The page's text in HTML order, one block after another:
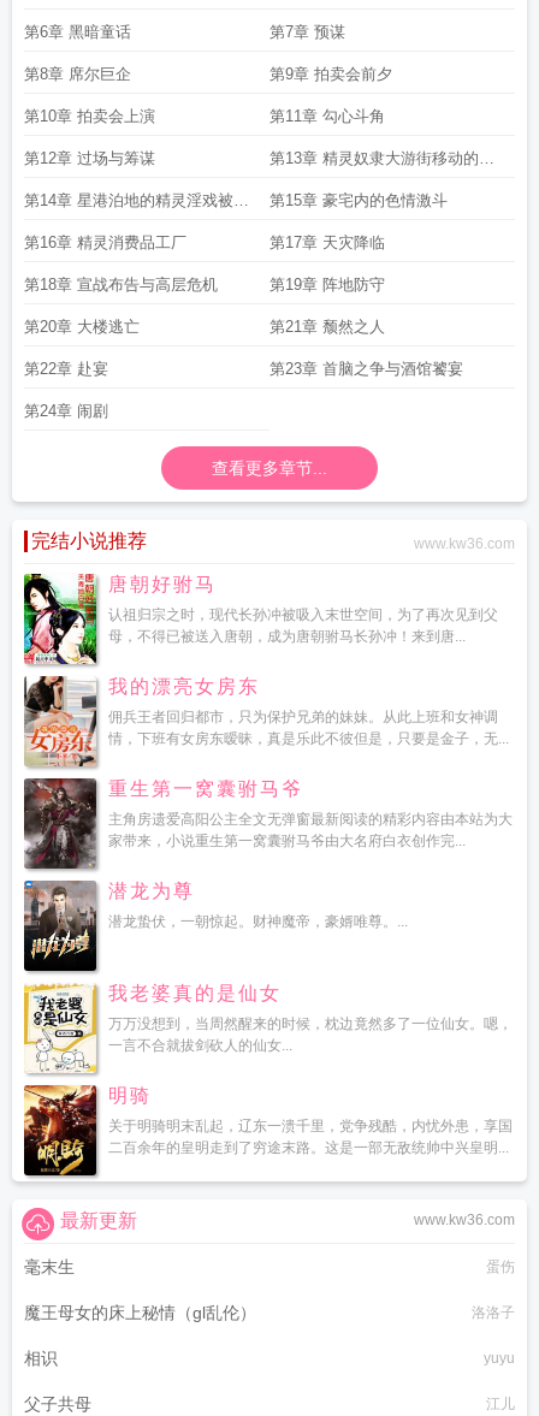
第6章 黑暗童话 第7章 预谋
第8章 席尔巨企 第9章 拍卖会前夕
第10章 拍卖会上演 第11章 勾心斗角
第12章 过场与筹谋 第13章 精灵奴隶大游街移动的露
天娼馆
第14章 星港泊地的精灵淫戏被黑
人军官的大肉棒就地正法
第15章 豪宅内的色情激斗
第16章 精灵消费品工厂 第17章 天灾降临
第18章 宣战布告与高层危机 第19章 阵地防守
第20章 大楼逃亡 第21章 颓然之人
第22章 赴宴 第23章 首脑之争与酒馆饕宴
第24章 闹剧
查看更多章节...
完结小说推荐 www.kw36.com
唐朝好驸马
认祖归宗之时，现代长孙冲被吸入末世空间，为了再次见到父
母，不得已被送入唐朝，成为唐朝驸马长孙冲！来到唐...
我的漂亮女房东
佣兵王者回归都市，只为保护兄弟的妹妹。从此上班和女神调
情，下班有女房东暧昧，真是乐此不彼但是，只要是金子，无...
重生第一窝囊驸马爷
主角房遗爱高阳公主全文无弹窗最新阅读的精彩内容由本站为大
家带来，小说重生第一窝囊驸马爷由大名府白衣创作完...
潜龙为尊
潜龙蛰伏，一朝惊起。财神魔帝，豪婿唯尊。...
我老婆真的是仙女
万万没想到，当周然醒来的时候，枕边竟然多了一位仙女。嗯，
一言不合就拔剑砍人的仙女...
明骑
关于明骑明末乱起，辽东一溃千里，党争残酷，内忧外患，享国
二百余年的皇明走到了穷途末路。这是一部无敌统帅中兴皇明...
www.kw36.com
最新更新
毫末生 蛋伤
魔王母女的床上秘情（gl乱伦） 洛洛子
相识 yuyu
父子共母 江儿